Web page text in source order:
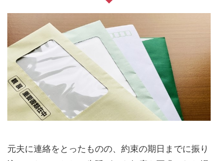
元夫に連絡をとったものの、約束の期日までに振り